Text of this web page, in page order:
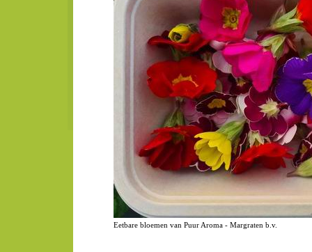
Eetbare bloemen van Puur Aroma - Margraten b.v.